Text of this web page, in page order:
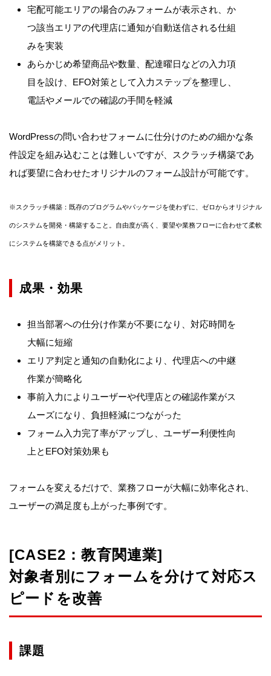
宅配可能エリアの場合のみフォームが表示され、か
つ該当エリアの代理店に通知が自動送信される仕組
みを実装
あらかじめ希望商品や数量、配達曜日などの入力項
目を設け、EFO対策として入力ステップを整理し、
電話やメールでの確認の手間を軽減
WordPressの問い合わせフォームに仕分けのための細かな条
件設定を組み込むことは難しいですが、スクラッチ構築であ
れば要望に合わせたオリジナルのフォーム設計が可能です。
※スクラッチ構築：既存のプログラムやパッケージを使わずに、ゼロからオリジナル
のシステムを開発・構築すること。自由度が高く、要望や業務フローに合わせて柔軟
にシステムを構築できる点がメリット。
成果・効果
担当部署への仕分け作業が不要になり、対応時間を
大幅に短縮
エリア判定と通知の自動化により、代理店への中継
作業が簡略化
事前入力によりユーザーや代理店との確認作業がス
ムーズになり、負担軽減につながった
フォーム入力完了率がアップし、ユーザー利便性向
上とEFO対策効果も
フォームを変えるだけで、業務フローが大幅に効率化され、
ユーザーの満足度も上がった事例です。
[CASE2：教育関連業]
対象者別にフォームを分けて対応ス
ピードを改善
課題